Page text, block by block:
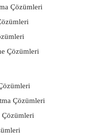
Çözümleri
Çözümleri
Çözümleri
Çözümleri